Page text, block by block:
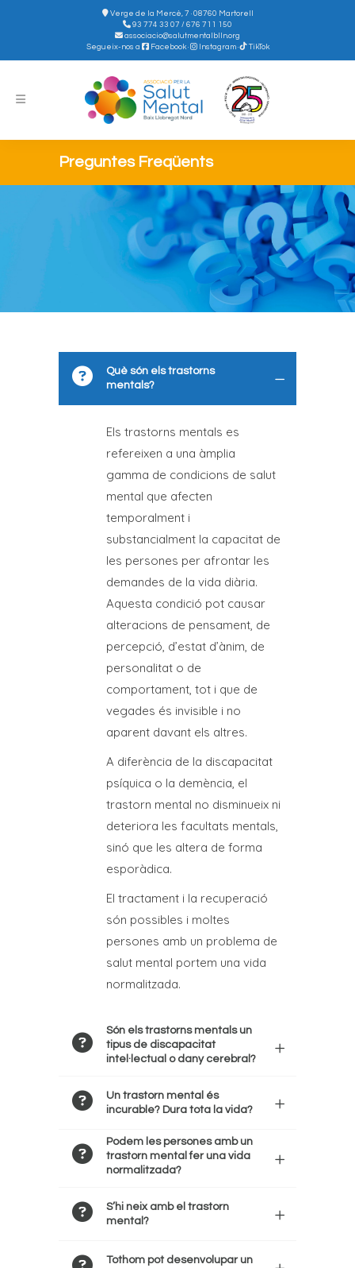
Verge de la Mercè, 7 · 08760 Martorell
93 774 33 07 / 676 711 150
associacio@salutmentalblln.org
Segueix-nos a
Facebook· Instagram· TikTok
Preguntes Freqüents
Què són els trastorns
mentals?
Els trastorns mentals es
refereixen a una àmplia
gamma de condicions de salut
mental que afecten
temporalment i
substancialment la capacitat de
les persones per afrontar les
demandes de la vida diària.
Aquesta condició pot causar
alteracions de pensament, de
percepció, d’estat d’ànim, de
personalitat o de
comportament, tot i que de
vegades és invisible i no
aparent davant els altres.
A diferència de la discapacitat
psíquica o la demència, el
trastorn mental no disminueix ni
deteriora les facultats mentals,
sinó que les altera de forma
esporàdica.
El tractament i la recuperació
són possibles i moltes
persones amb un problema de
salut mental portem una vida
normalitzada.
Són els trastorns mentals un
tipus de discapacitat
intel·lectual o dany cerebral?
Un trastorn mental és
incurable? Dura tota la vida?
Podem les persones amb un
trastorn mental fer una vida
normalitzada?
S’hi neix amb el trastorn
mental?
Tothom pot desenvolupar un